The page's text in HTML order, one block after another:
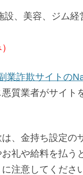
設、美容、ジム経
業詐欺サイトの
質業者がサイト
、金持ち設定の
礼や給料を払う
注意してくださ